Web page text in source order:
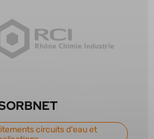
savoir plus
circuits d'eau et